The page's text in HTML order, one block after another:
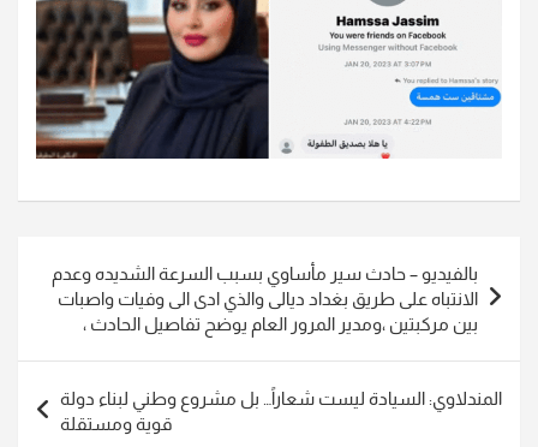
المقالات
بالفيديو – حادث سير مأساوي بسبب السرعة الشديده وعدم
الانتباه على طريق بغداد ديالى والذي ادى الى وفيات واصبات
بين مركبتين ،ومدير المرور العام يوضح تفاصيل الحادث ،
المندلاوي: السيادة ليست شعاراً… بل مشروع وطني لبناء دولة
قوية ومستقلة